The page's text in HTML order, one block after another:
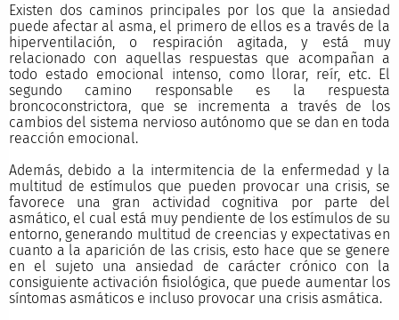
Existen dos caminos principales por los que la ansiedad
puede afectar al asma, el primero de ellos es a través de la
hiperventilación, o respiración agitada, y está muy
relacionado con aquellas respuestas que acompañan a
todo estado emocional intenso, como llorar, reír, etc. El
segundo camino responsable es la respuesta
broncoconstrictora, que se incrementa a través de los
cambios del sistema nervioso autónomo que se dan en toda
reacción emocional.
Además, debido a la intermitencia de la enfermedad y la
multitud de estímulos que pueden provocar una crisis, se
favorece una gran actividad cognitiva por parte del
asmático, el cual está muy pendiente de los estímulos de su
entorno, generando multitud de creencias y expectativas en
cuanto a la aparición de las crisis, esto hace que se genere
en el sujeto una ansiedad de carácter crónico con la
consiguiente activación fisiológica, que puede aumentar los
síntomas asmáticos e incluso provocar una crisis asmática.